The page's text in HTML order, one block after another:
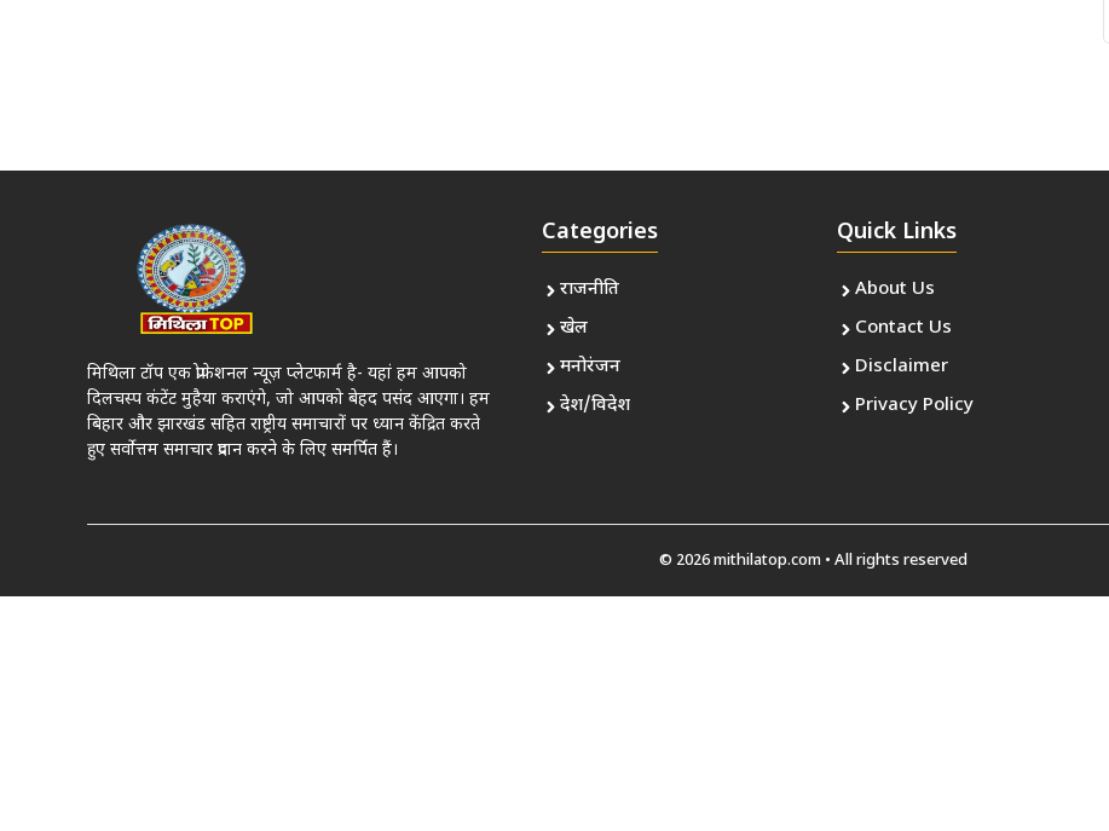
मिथिला टॉप एक प्रोफेशनल न्यूज़ प्लेटफार्म है- यहां हम आपको
दिलचस्प कंटेंट मुहैया कराएंगे, जो आपको बेहद पसंद आएगा। हम
बिहार और झारखंड सहित राष्ट्रीय समाचारों पर ध्यान केंद्रित करते
हुए सर्वोत्तम समाचार प्रदान करने के लिए समर्पित हैं।
Categories
राजनीति
खेल
मनोरंजन
देश/विदेश
Quick Links
About Us
Contact Us
Disclaimer
Privacy Policy
© 2026 mithilatop.com • All rights reserved